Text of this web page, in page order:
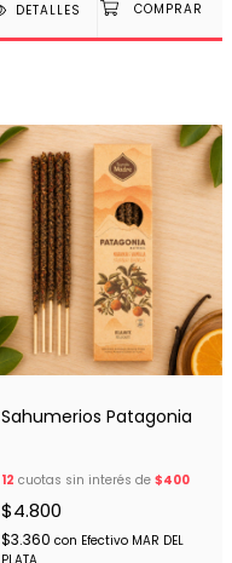
DETALLES
Sahumerios Patagonia
12 cuotas sin interés de $400
$4.800
$3.360 con Efectivo MAR DEL